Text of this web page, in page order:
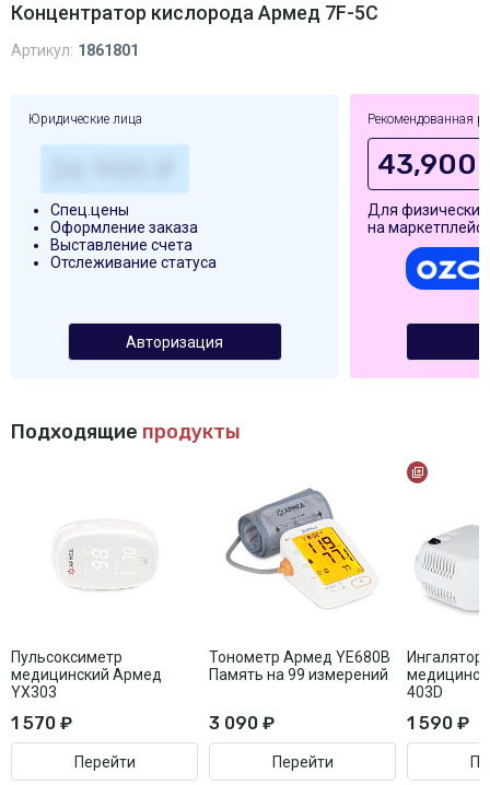
Концентратор кислорода Армед 7F-5C
Артикул: 1861801
Юридические лица
Спец.цены
Оформление заказа
Выставление счета
Отслеживание статуса
Авторизация
Рекомендованная
43,900
Для
на
Подходящие продукты
Пульсоксиметр
медицинский Армед
YX303
1 570 ₽
Перейти
Тонометр Армед YE680B
Память на 99 измерений
3 090 ₽
Перейти
403D
1 590 ₽